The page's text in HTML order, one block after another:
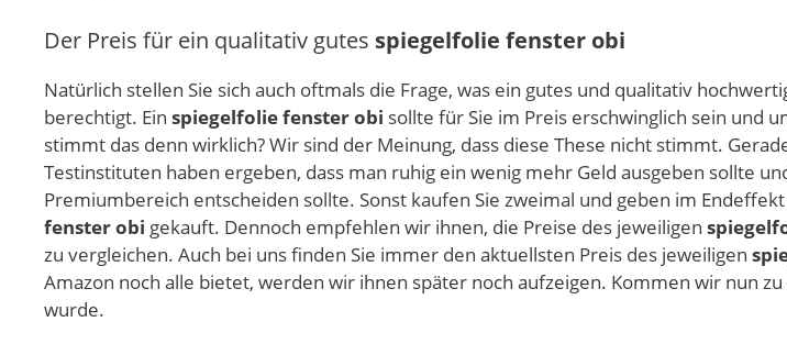
Der Preis für ein qualitativ gutes spiegelfolie fenster obi
Natürlich stellen Sie sich auch oftmals die Frage, was ein gutes und qualitativ
berechtigt. Ein spiegelfolie fenster obi sollte für Sie im Preis erschwinglich sein und
stimmt das denn wirklich? Wir sind der Meinung, dass diese These nicht stimmt.
Testinstituten haben ergeben, dass man ruhig ein wenig mehr Geld ausgeben sollte
Premiumbereich entscheiden sollte. Sonst kaufen Sie zweimal und geben im
fenster obi gekauft. Dennoch empfehlen wir ihnen, die Preise des jeweiligen
zu vergleichen. Auch bei uns finden Sie immer den aktuellsten Preis des jeweiligen
Amazon noch alle bietet, werden wir ihnen später noch aufzeigen. Kommen wir nun zu
wurde.